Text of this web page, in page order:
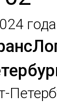
года